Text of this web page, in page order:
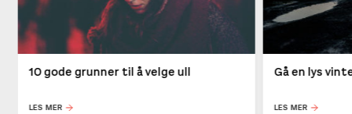
10 gode grunner til å velge ull
LES MER
Gå en lys
LES MER